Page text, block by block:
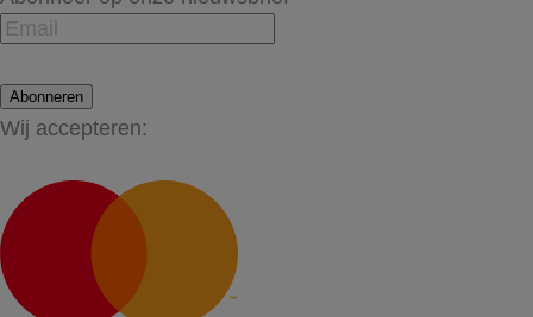
Abonneren
Wij accepteren: